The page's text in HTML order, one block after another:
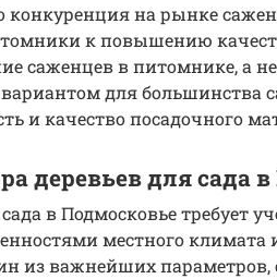
конкуренция на рынке
к повышению
саженцев в питомнике, а
для большинства
и качество посадочного
деревьев для сада
в Подмосковье требует
местного
из важнейших